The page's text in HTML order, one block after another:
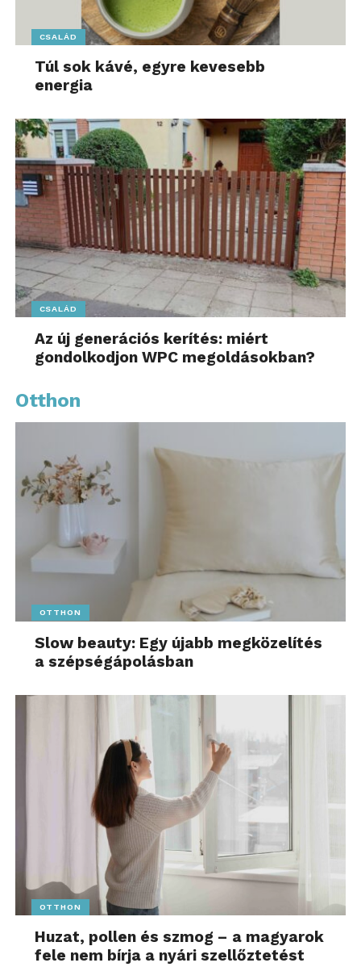
CSALÁD
Túl sok kávé, egyre kevesebb
energia
CSALÁD
Az új generációs kerítés: miért
gondolkodjon WPC megoldásokban?
Otthon
OTTHON
Slow beauty: Egy újabb megközelítés
a szépségápolásban
OTTHON
Huzat, pollen és szmog – a magyarok
fele nem bírja a nyári szellőztetést